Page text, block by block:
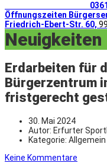
Öffnungszeiten
Friedrich-Ebert-Str. 60,
Neuigkeiten
Erdarbeiten für
Bürgerzentrum
fristgerecht
30. Mai 2024
Autor: Erfurter
Kategorie: Allgemein
Keine Kommentare